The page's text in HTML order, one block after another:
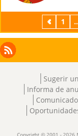
Previos
1
Facebook
Instagram
X
LinkedIn
RSS
Sugerir
Informa de
Copyright © 2001 - 2026